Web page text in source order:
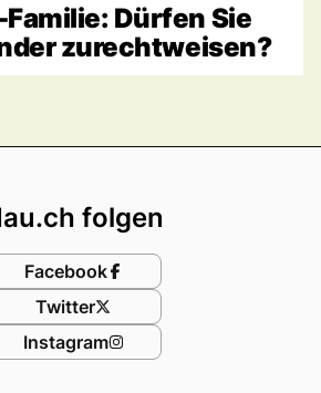
Dürfen Sie
zurechtweisen?
folgen
Facebook
Twitter
Instagram